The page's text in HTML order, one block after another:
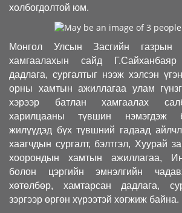
холбогдолтой юм.
Монгол Улсын Засгийн газрын
хамгаалахын сайд
дадлага, сургалтыг нээж хэлсэн
орны хамтын ажиллагаа улам
хэрээр батлан хамгаалах
харилцааны түвшин нэмэгдэж
жилүүдэд бүх түвшний гадаад
хаагчдын сургалт, бэлтгэл, Хуурай
хоорондын хамтын ажиллагаа,
болон цэргийн эмнэлгийн
хөтөлбөр, хамтарсан дадлага,
зэргээр өргөн хүрээтэй хөгжиж байна.